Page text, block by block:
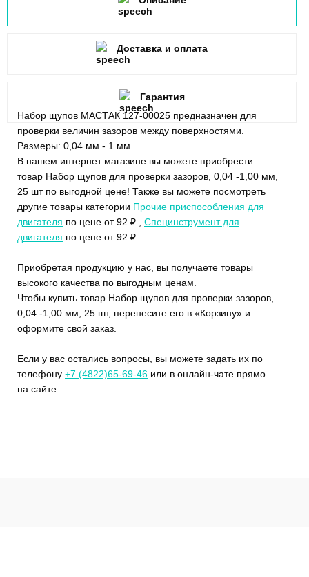
Набор щупов МАСТАК 127-00025 предназначен для
проверки величин зазоров между поверхностями.
Размеры: 0,04 мм - 1 мм.
В нашем интернет магазине вы можете приобрести
товар Набор щупов для проверки зазоров, 0,04 -1,00 мм,
25 шт по выгодной цене! Также вы можете посмотреть
другие товары категории Прочие приспособления для
двигателя по цене от 92 ₽ , Специнструмент для
двигателя по цене от 92 ₽ .
Приобретая продукцию у нас, вы получаете товары
высокого качества по выгодным ценам.
Чтобы купить товар Набор щупов для проверки зазоров,
0,04 -1,00 мм, 25 шт, перенесите его в «Корзину» и
оформите свой заказ.
Если у вас остались вопросы, вы можете задать их по
телефону +7 (4822)65-69-46 или в онлайн-чате прямо
на сайте.
Доставка и оплата
Гарантия